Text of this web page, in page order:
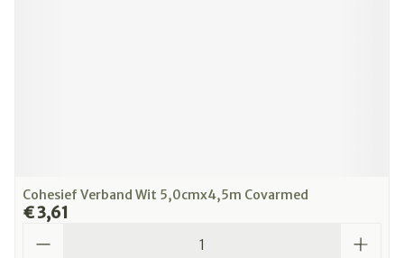
Cohesief Verband Wit 5,0cmx4,5m Covarmed
€ 3,61